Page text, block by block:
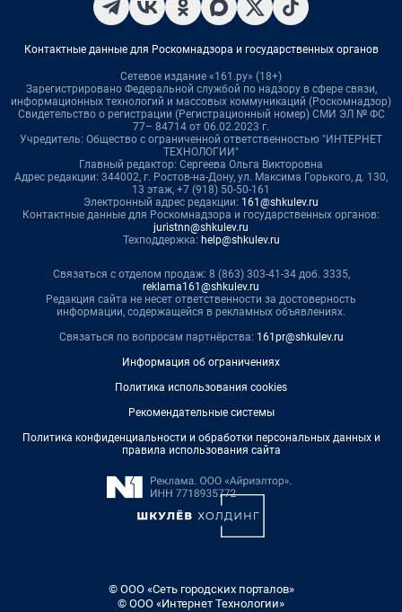
Контактные данные для Роскомнадзора и государственных органов
Сетевое издание «161.ру» (18+)
Зарегистрировано Федеральной службой по надзору в сфере связи,
информационных технологий и массовых коммуникаций (Роскомнадзор)
Свидетельство о регистрации (Регистрационный номер) СМИ ЭЛ № ФС
77– 84714 от 06.02.2023 г.
Учредитель: Общество с ограниченной ответственностью "ИНТЕРНЕТ
ТЕХНОЛОГИИ"
Главный редактор: Сергеева Ольга Викторовна
Адрес редакции: 344002, г. Ростов-на-Дону, ул. Максима Горького, д. 130,
13 этаж, +7 (918) 50-50-161
Электронный адрес редакции: 161@shkulev.ru
Контактные данные для Роскомнадзора и государственных органов:
juristnn@shkulev.ru
Техподдержка: help@shkulev.ru
Связаться с отделом продаж: 8 (863) 303-41-34 доб. 3335,
reklama161@shkulev.ru
Редакция сайта не несет ответственности за достоверность
информации, содержащейся в рекламных объявлениях.
Связаться по вопросам партнёрства: 161pr@shkulev.ru
Информация об ограничениях
Политика использования cookies
Рекомендательные системы
Политика конфиденциальности и обработки персональных данных и
правила использования сайта
© ООО «Сеть городских порталов»
© ООО «Интернет Технологии»